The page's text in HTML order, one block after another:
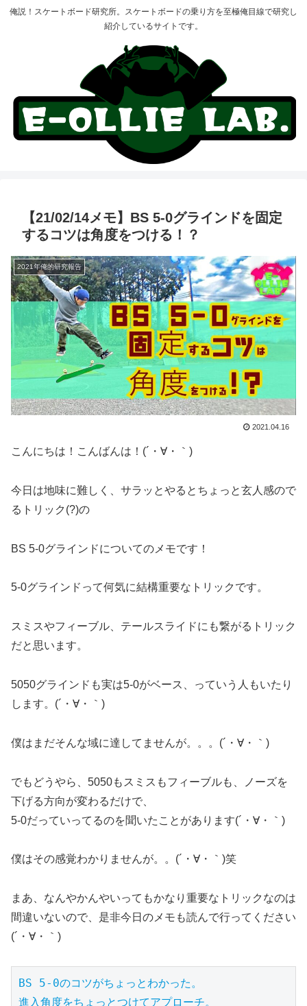
俺説！スケートボード研究所。スケートボードの乗り方を至極俺目線で研究し
紹介しているサイトです。
【21/02/14メモ】BS 5-0グラインドを固定
するコツは角度をつける！？
2021年俺的研究報告
2021.04.16
こんにちは！こんばんは！(´・∀・｀)
今日は地味に難しく、サラッとやるとちょっと玄人感ので
るトリック(?)の
BS 5-0グラインドについてのメモです！
5-0グラインドって何気に結構重要なトリックです。
スミスやフィーブル、テールスライドにも繋がるトリック
だと思います。
5050グラインドも実は5-0がベース、っていう人もいたり
します。(´・∀・｀)
僕はまだそんな域に達してませんが。。。(´・∀・｀)
でもどうやら、5050もスミスもフィーブルも、ノーズを
下げる方向が変わるだけで、
5-0だっていってるのを聞いたことがあります(´・∀・｀)
僕はその感覚わかりませんが。。(´・∀・｀)笑
まあ、なんやかんやいってもかなり重要なトリックなのは
間違いないので、是非今日のメモも読んで行ってください
(´・∀・｀)
BS 5-0のコツがちょっとわかった。
進入角度をちょっとつけてアプローチ。